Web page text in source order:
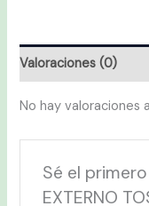
Valoraciones (0)
No hay valoraciones
Sé el primero
EXTERNO